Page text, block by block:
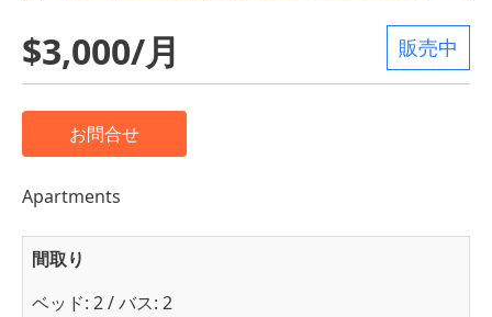
$3,000/月 販売中
お問合せ
Apartments
間取り
ベッド: 2 / バス: 2